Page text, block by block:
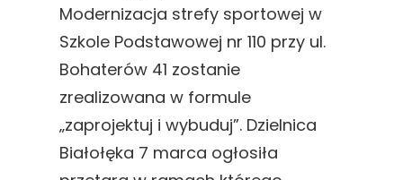
Modernizacja strefy sportowej w
Szkole Podstawowej nr 110 przy ul.
Bohaterów 41 zostanie
zrealizowana w formule
„zaprojektuj i wybuduj”. Dzielnica
Białołęka 7 marca ogłosiła